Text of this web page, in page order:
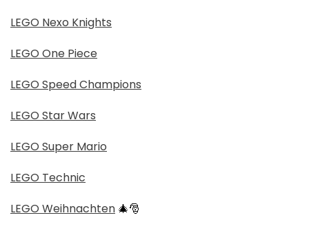
LEGO Nexo Knights
LEGO One Piece
LEGO Speed Champions
LEGO Star Wars
LEGO Super Mario
LEGO Technic
LEGO Weihnachten 🎄🎅